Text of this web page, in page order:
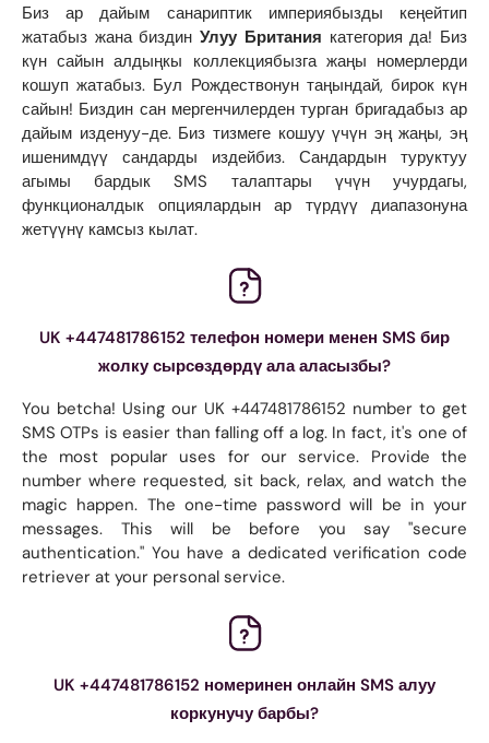
Биз ар дайым санариптик империябызды кеңейтип
жатабыз жана биздинУлуу Британия категория да! Биз
күн сайын алдыңкы коллекциябызга жаңы номерлерди
кошуп жатабыз. Бул Рождествонун таңындай, бирок күн
сайын! Биздин сан мергенчилерден турган бригадабыз ар
дайым изденуу-де. Биз тизмеге кошуу үчүн эң жаңы, эң
ишенимдүү сандарды издейбиз. Сандардын туруктуу
агымы бардык SMS талаптары үчүн учурдагы,
функционалдык опциялардын ар түрдүү диапазонуна
жетүүнү камсыз кылат.
UK +447481786152 телефон номери менен SMS бир
жолку сырсөздөрдү ала аласызбы?
You betcha! Using our UK +447481786152 number to get
SMS OTPs is easier than falling off a log. In fact, it's one of
the most popular uses for our service. Provide the
number where requested, sit back, relax, and watch the
magic happen. The one-time password will be in your
messages. This will be before you say "secure
authentication." You have a dedicated verification code
retriever at your personal service.
UK +447481786152 номеринен онлайн SMS алуу
коркунучу барбы?